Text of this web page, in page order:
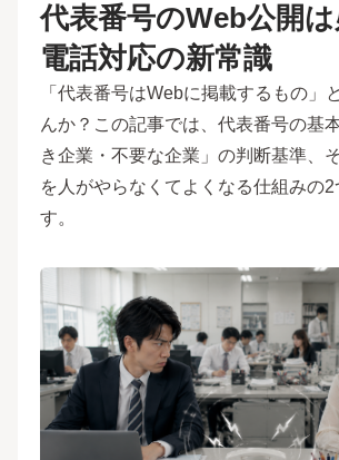
代表番号のWeb公開は
電話対応の新常識
「代表番号はWebに掲載するもの」
んか？この記事では、代表番号の基
き企業・不要な企業」の判断基準、
を人がやらなくてよくなる仕組みの2
す。